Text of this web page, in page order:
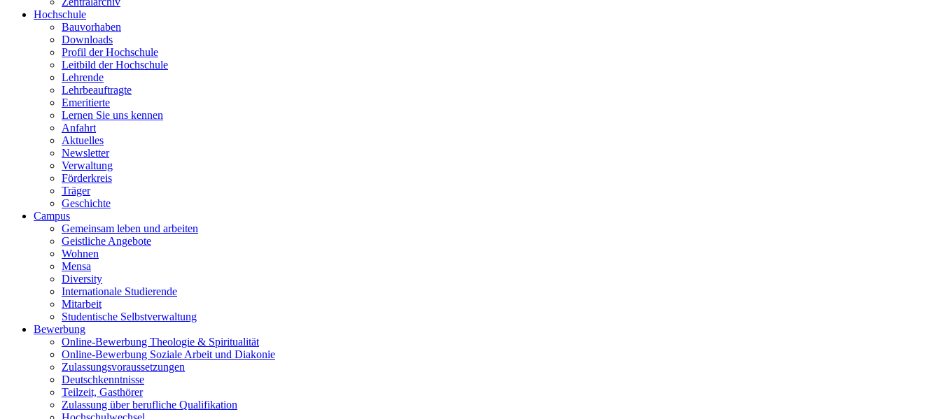
Hochschule
Bauvorhaben
Downloads
Profil der Hochschule
Leitbild der Hochschule
Lehrende
Lehrbeauftragte
Emeritierte
Lernen Sie uns kennen
Anfahrt
Aktuelles
Newsletter
Verwaltung
Förderkreis
Träger
Geschichte
Campus
Gemeinsam leben und arbeiten
Geistliche Angebote
Wohnen
Mensa
Diversity
Internationale Studierende
Mitarbeit
Studentische Selbstverwaltung
Bewerbung
Online-Bewerbung Theologie & Spiritualität
Online-Bewerbung Soziale Arbeit und Diakonie
Zulassungsvoraussetzungen
Deutschkenntnisse
Teilzeit, Gasthörer
Zulassung über berufliche Qualifikation